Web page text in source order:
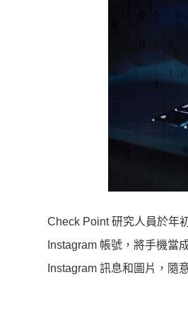
Check Point 研究人員於年
Instagram 帳號，將手機當
Instagram 訊息和圖片，隨